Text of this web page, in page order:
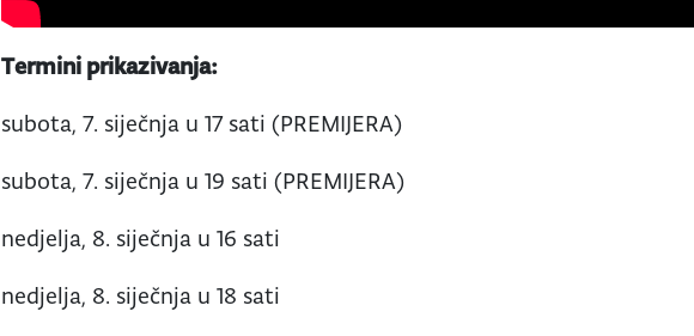
Termini prikazivanja:
subota, 7. siječnja u 17 sati (PREMIJERA)
subota, 7. siječnja u 19 sati (PREMIJERA)
nedjelja, 8. siječnja u 16 sati
nedjelja, 8. siječnja u 18 sati